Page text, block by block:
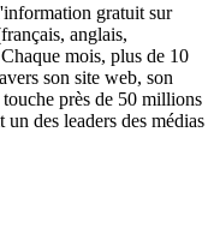
gratuit sur
anglais,
mois, plus de 10
son site web, son
près de 50 millions
des leaders des médias